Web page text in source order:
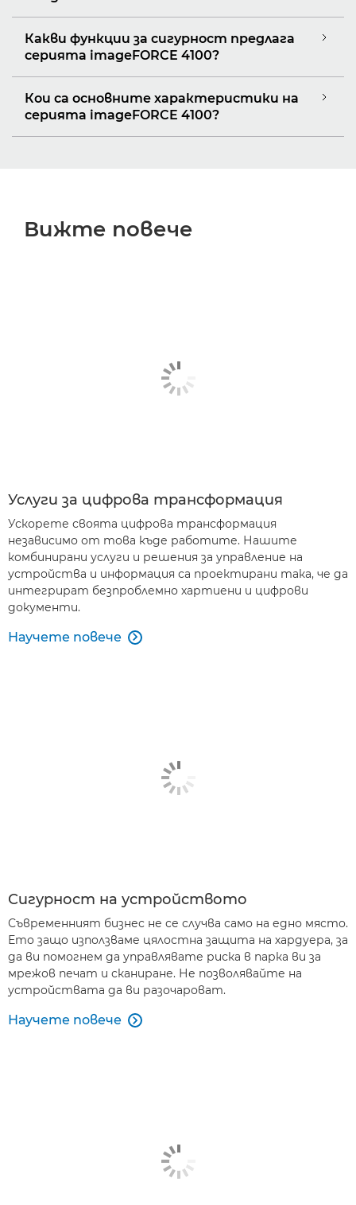
Какви функции за сигурност предлага
серията imageFORCE 4100?
Кои са основните характеристики на
серията imageFORCE 4100?
Вижте повече
Услуги за цифрова трансформация
Ускорете своята цифрова трансформация
независимо от това къде работите. Нашите
комбинирани услуги и решения за управление на
устройства и информация са проектирани така, че да
интегрират безпроблемно хартиени и цифрови
документи.
Научете повече 
Сигурност на устройството
Съвременният бизнес не се случва само на едно място.
Ето защо използваме цялостна защита на хардуера, за
да ви помогнем да управлявате риска в парка ви за
мрежов печат и сканиране. Не позволявайте на
устройствата да ви разочароват.
Научете повече 